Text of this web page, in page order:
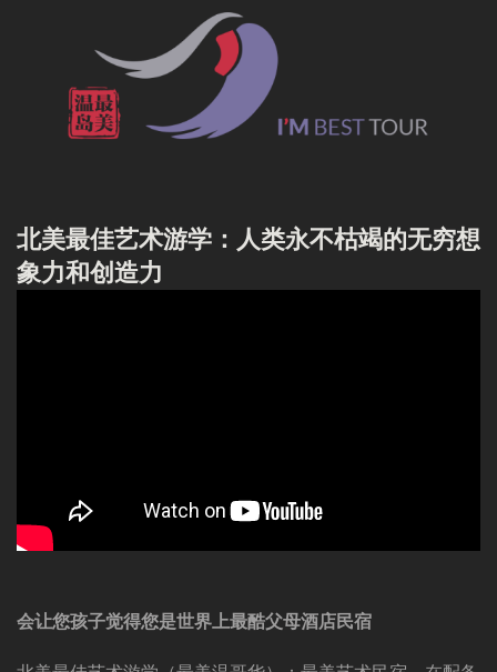
北美最佳艺术游学：人类永不枯竭的无穷想
象力和创造力
会让您孩子觉得您是世界上最酷父母酒店民宿